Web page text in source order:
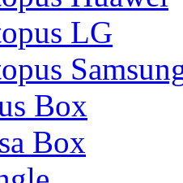
LG
Box
Box